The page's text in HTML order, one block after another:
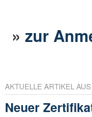
»zur
AKTUELLE ARTIKEL
Neuer